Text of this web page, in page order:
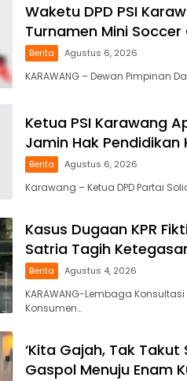
Waketu DPD PSI
Turnamen Mini Soccer
Berita Agustus 6, 2026
KARAWANG – Dewan Pimpinan
Ketua PSI Karawang
Jamin Hak Pendidikan
Berita Agustus 6, 2026
Karawang – Ketua DPD Partai
Kasus Dugaan KPR
Satria Tagih
Berita Agustus 4, 2026
KARAWANG-Lembaga
Konsumen…
‘Kita Gajah, Tak Takut
Gaspol Menuju Enam